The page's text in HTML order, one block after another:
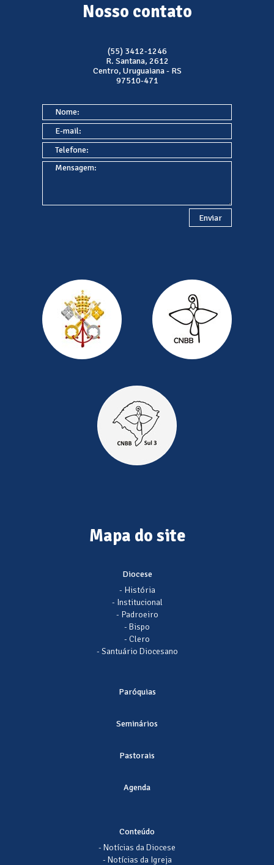
Nosso contato
(55) 3412-1246
R. Santana, 2612
Centro, Uruguaiana - RS
97510-471
Mapa do site
Diocese
- História
- Institucional
- Padroeiro
- Bispo
- Clero
- Santuário Diocesano
Paróquias
Seminários
Pastorais
Agenda
Conteúdo
- Notícias da Diocese
- Notícias da Igreja